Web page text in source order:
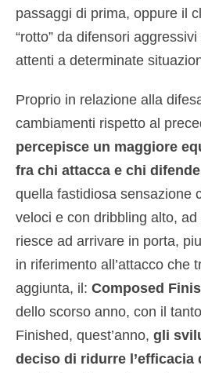
passaggi di prima, oppure il
“rotto” da difensori
attenti a determinate
Proprio in relazione alla
cambiamenti rispetto al
percepisce un maggiore
fra chi attacca e chi difende
quella fastidiosa sensazione
veloci e con dribbling alto,
riesce ad arrivare in porta,
in riferimento all’attacco che
aggiunta, il: Composed
dello scorso anno, con il
Finished, quest’anno, gli
deciso di ridurre